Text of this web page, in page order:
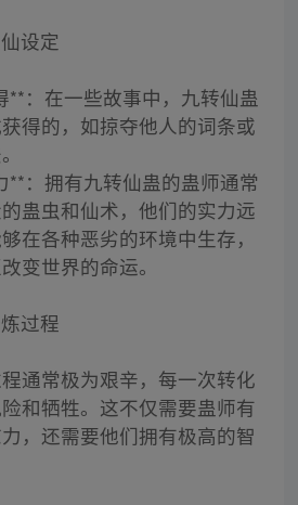
设定
**：在一些故事中，九转仙蛊
得的，如掠夺他人的词条或
**：拥有九转仙蛊的蛊师通常
蛊虫和仙术，他们的实力远
在各种恶劣的环境中生存，
变世界的命运。
过程
通常极为艰辛，每一次转化
和牺牲。这不仅需要蛊师有
，还需要他们拥有极高的智